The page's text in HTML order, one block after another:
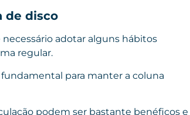
de disco
adotar alguns hábitos
regular.
para manter a coluna
podem ser bastante benéficos e